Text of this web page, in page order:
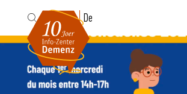
Fr De